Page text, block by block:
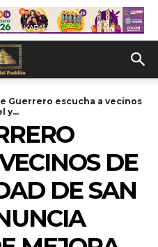
Guerrero escucha a vecinos
y...
DE
DE SAN